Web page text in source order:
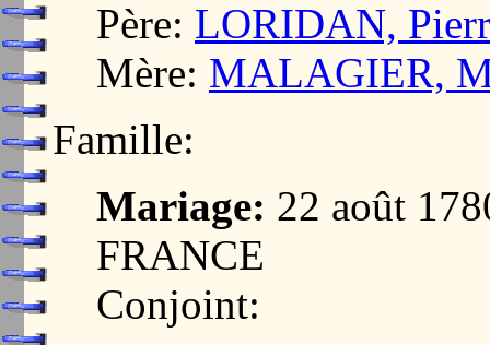
Père: LORIDAN,
Mère: MALAGIER,
Famille:
Mariage: 22 août
FRANCE
Conjoint: